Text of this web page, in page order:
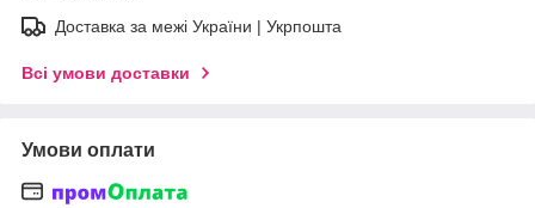
Доставка за межі України | Укрпошта
Всі умови доставки
Умови оплати